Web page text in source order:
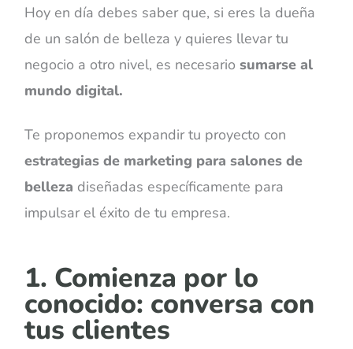
Hoy en día debes saber que, si eres la dueña
de un salón de belleza y quieres llevar tu
negocio a otro nivel, es necesariosumarse al
mundo digital.
Te proponemos expandir tu proyecto con
estrategias de marketing para salones de
belleza diseñadas específicamente para
impulsar el éxito de tu empresa.
1. Comienza por lo
conocido: conversa con
tus clientes